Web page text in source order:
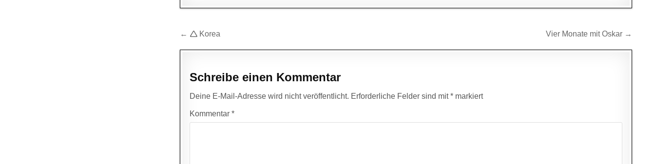
Beitragsnavigation
← 🛆 Korea Vier Monate mit Oskar →
Schreibe einen Kommentar
Deine E-Mail-Adresse wird nicht veröffentlicht. Erforderliche Felder sind mit* markiert
Kommentar*